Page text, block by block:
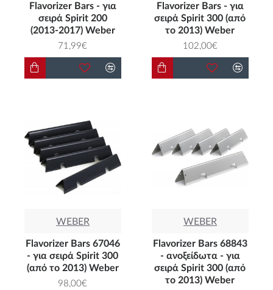
Flavorizer Bars - για
σειρά Spirit 200
(2013-2017) Weber
71,99€
Flavorizer Bars - για
σειρά Spirit 300 (από
το 2013) Weber
102,00€
WEBER
Flavorizer Bars 67046
- για σειρά Spirit 300
(από το 2013) Weber
98,00€
WEBER
Flavorizer Bars 68843
- ανοξείδωτα - για
σειρά Spirit 300 (από
το 2013) Weber